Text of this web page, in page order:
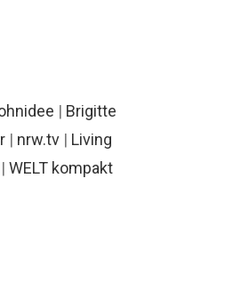
| Brigitte
| nrw.tv | Living
| WELT kompakt